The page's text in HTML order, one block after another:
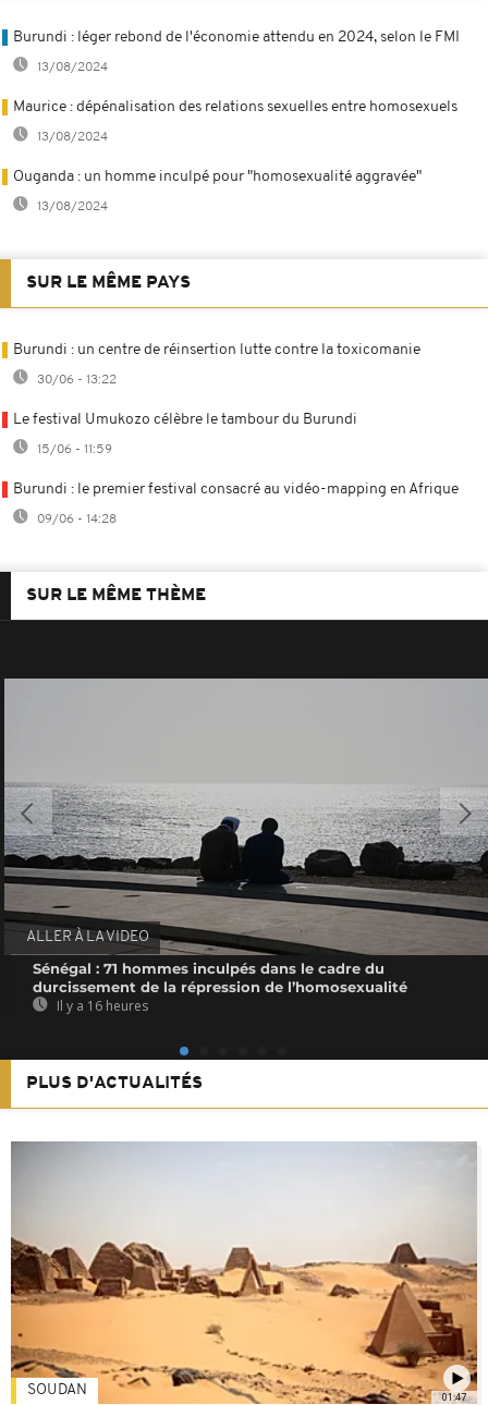
Burundi : léger rebond de l'économie attendu en 2024, selon le FMI
13/08/2024
Maurice : dépénalisation des relations sexuelles entre homosexuels
13/08/2024
Ouganda : un homme inculpé pour "homosexualité aggravée"
13/08/2024
SUR LE MÊME PAYS
Burundi : un centre de réinsertion lutte contre la toxicomanie
30/06 - 13:22
Le festival Umukozo célèbre le tambour du Burundi
15/06 - 11:59
Burundi : le premier festival consacré au vidéo-mapping en Afrique
09/06 - 14:28
SUR LE MÊME THÈME
ALLER À LA VIDEO
Sénégal : 71 hommes inculpés dans le cadre du
durcissement de la répression de l’homosexualité
Il y a 16 heures
PLUS D'ACTUALITÉS
01:47
SOUDAN